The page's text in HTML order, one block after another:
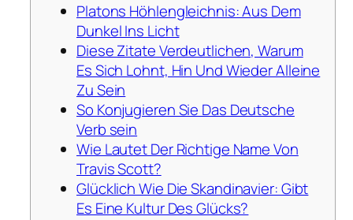
Platons Höhlengleichnis: Aus Dem
Dunkel Ins Licht
Diese Zitate Verdeutlichen, Warum
Es Sich Lohnt, Hin Und Wieder Alleine
Zu Sein
So Konjugieren Sie Das Deutsche
Verb sein
Wie Lautet Der Richtige Name Von
Travis Scott?
Glücklich Wie Die Skandinavier: Gibt
Es Eine Kultur Des Glücks?